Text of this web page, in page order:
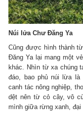
Núi lửa Chư Đăng Ya
Cũng được hình thành
Đăng Ya lại mang một
khác. Nhìn từ xa chúng
đáo, bao phủ núi lừa
canh tác nông nghiệp,
dệt nên từ cỏ cây, vô
mình giữa rừng xanh, đại